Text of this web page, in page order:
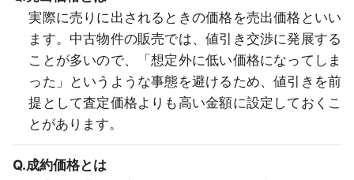
実際に売りに出されるときの価格を売出価格といい
ます。中古物件の販売では、値引き交渉に発展する
ことが多いので、「想定外に低い価格になってしま
った」というような事態を避けるため、値引きを前
提として査定価格よりも高い金額に設定しておくこ
とがあります。
Q.成約価格とは